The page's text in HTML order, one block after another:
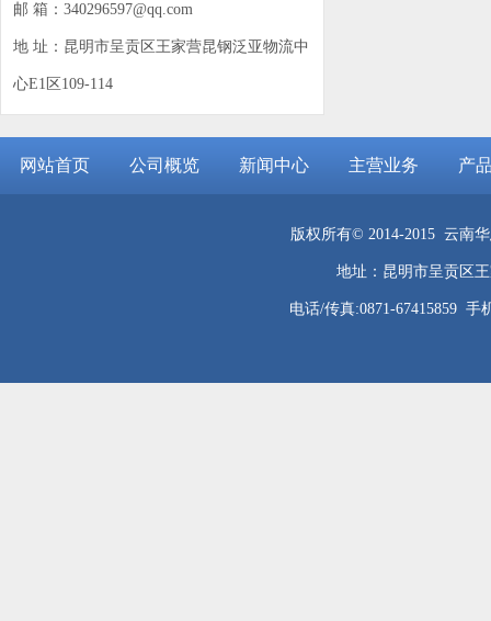
邮 箱：340296597@qq.com
地 址：昆明市呈贡区王家营昆钢泛亚物流中
心E1区109-114
网站首页 公司概览 新闻中心 主营业务 产
版权所有© 2014-2015 云南
地址：昆明市呈贡区
电话/传真:0871-67415859 手